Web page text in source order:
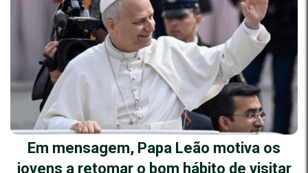
Em mensagem, Papa Leão motiva os
jovens a retomar o bom hábito de visitar